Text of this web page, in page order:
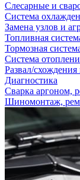
Слесарные и
Система
Замена узлов и
Топливная
Тормозная
Система
Развал/схождения
Диагностика
Сварка аргоном,
Шиномонтаж,